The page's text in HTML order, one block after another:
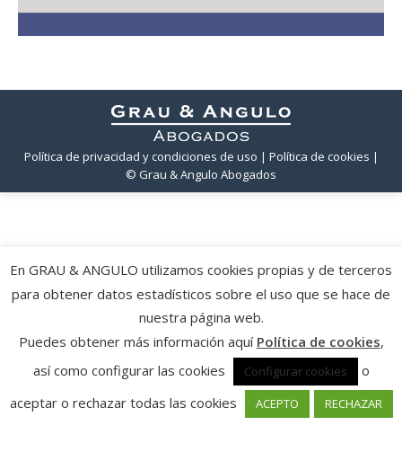
Política de privacidad y condiciones de uso | Política de cookies |
© Grau & Angulo Abogados
En GRAU & ANGULO utilizamos cookies propias y de terceros
para obtener datos estadísticos sobre el uso que se hace de
nuestra página web.
Puedes obtener más información aquí Política de cookies,
así como configurar las cookies
Configurar cookies
o
aceptar o rechazar todas las cookies
ACEPTO RECHAZAR